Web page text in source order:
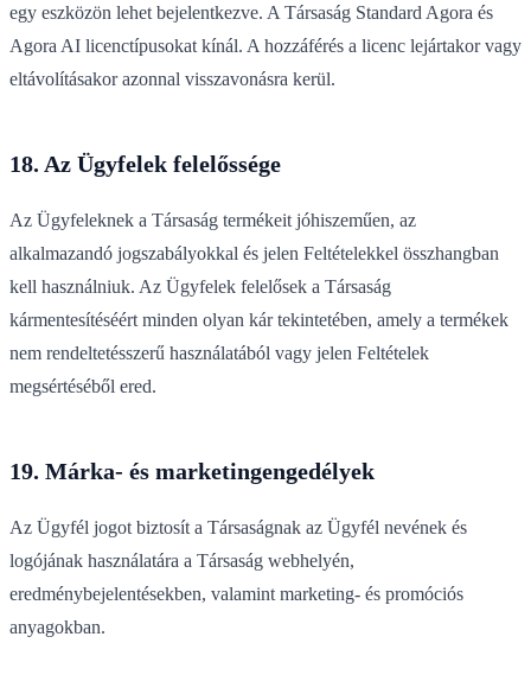
egy eszközön lehet bejelentkezve. A Társaság Standard Agora és
Agora AI licenctípusokat kínál. A hozzáférés a licenc lejártakor vagy
eltávolításakor azonnal visszavonásra kerül.
18. Az Ügyfelek felelőssége
Az Ügyfeleknek a Társaság termékeit jóhiszeműen, az
alkalmazandó jogszabályokkal és jelen Feltételekkel összhangban
kell használniuk. Az Ügyfelek felelősek a Társaság
kármentesítéséért minden olyan kár tekintetében, amely a termékek
nem rendeltetésszerű használatából vagy jelen Feltételek
megsértéséből ered.
19. Márka- és marketingengedélyek
Az Ügyfél jogot biztosít a Társaságnak az Ügyfél nevének és
logójának használatára a Társaság webhelyén,
eredménybejelentésekben, valamint marketing- és promóciós
anyagokban.